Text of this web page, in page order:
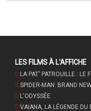
LES FILMS À L'AFFICHE
LA PAT' PATROUILLE : LE
SPIDER-MAN: BRAND
L'ODYSSÉE
VAIANA, LA LÉGENDE DU